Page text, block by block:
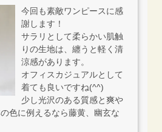
今回も素敵ワンピースに感
謝します！
サラリとして柔らかい肌触
りの生地は、纏うと軽く清
涼感があります。
オフィスカジュアルとして
着ても良いですね(^^)
少し光沢のある質感と爽や
色に例えるなら藤黄、幽玄な